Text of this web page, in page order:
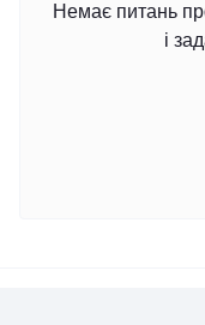
Немає питань
і